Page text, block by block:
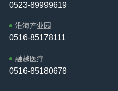
作经验，丰富的医疗行业
先；经验丰富者可放宽学
历要求；3、熟悉医院工
作流程，拥有良好的医院
资源和销售渠道，热爱销
善于沟通、有团队合作精
具备做销售的素质，即热
爱挑战、富有激情、勤
应届毕业生的加入。
优先。任职资格：1、生
物技术、临床检验、分子
以上学历；2、3年以上相
关仪器销售经验；3、具
0523-89999619
淮海产业园
0516-85178111
融越医疗
0516-85180678